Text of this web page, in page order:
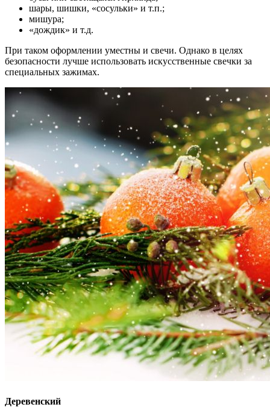
шары, шишки, «сосульки» и т.п.;
мишура;
«дождик» и т.д.
При таком оформлении уместны и свечи. Однако в целях
безопасности лучше использовать искусственные свечки за
специальных зажимах.
Деревенский